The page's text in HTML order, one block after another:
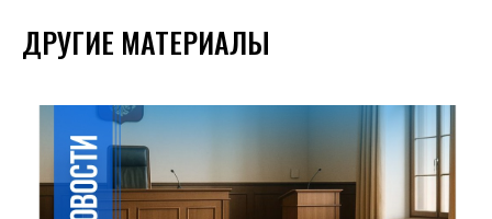
ДРУГИЕ МАТЕРИАЛЫ